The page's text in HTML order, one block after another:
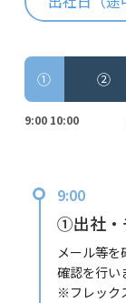
① ②
9:00 10:00
9:00
①出社・
メール等を
確認を行い
※フレック